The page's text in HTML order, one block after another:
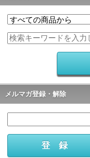
メルマガ登録・解除